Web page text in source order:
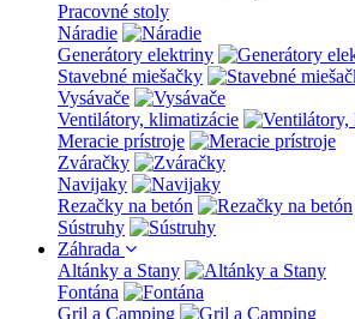
Pracovné stoly
Náradie
Generátory elektriny
Stavebné miešačky
Vysávače
Ventilátory, klimatizácie
Meracie prístroje
Zváračky
Navijaky
Rezačky na betón
Sústruhy
Záhrada
Altánky a Stany
Fontána
Gril a Camping